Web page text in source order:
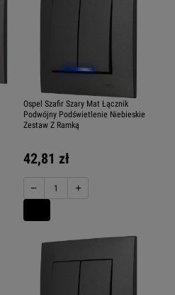
Ospel Szafir Szary Mat Łącznik
Podwójny Podświetlenie Niebieskie
Zestaw Z Ramką
42,81 zł
− +